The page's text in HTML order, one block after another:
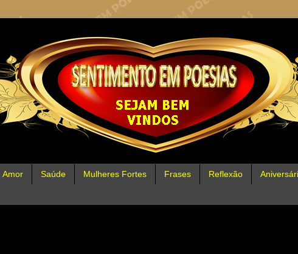
Amor Saúde Mulheres Fortes Frases Reflexão